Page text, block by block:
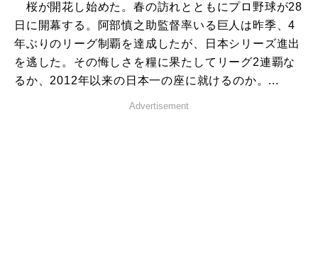
桜が開花し始めた。春の訪れとともにプロ野球が28
日に開幕する。阿部慎之助監督率いる巨人は昨季、4
年ぶりのリーグ制覇を達成したが、日本シリーズ進出
を逃した。その悔しさを糧に果たしてリーグ2連覇な
るか、2012年以来の日本一の座に就けるのか。...
Advertisement